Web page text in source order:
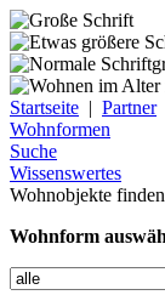
Startseite | Partner
Wohnformen
Suche
Wissenswertes
Wohnobjekte finden
Wohnform